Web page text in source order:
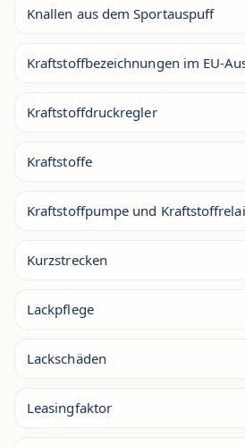
Knallen aus dem Sportauspuff
Kraftstoffbezeichnungen im EU-
Kraftstoffdruckregler
Kraftstoffe
Kraftstoffpumpe und
Kurzstrecken
Lackpflege
Lackschäden
Leasingfaktor